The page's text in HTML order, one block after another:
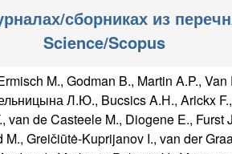
сборниках из
Science/Scopus
M., Godman B., Martin A.P., Van
Л.Ю., Bucsics A.Н., Arickx
van de Casteele M., Diogene E., Furst
M., Greičiūtė-Kuprijanov I., van der